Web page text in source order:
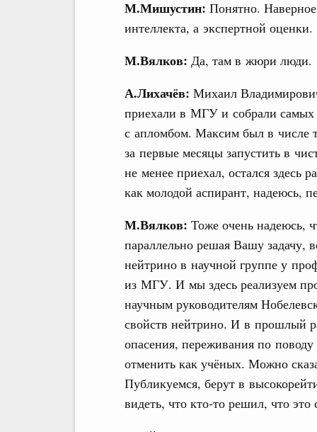
М.Мишустин: Понятно.
интеллекта, а экспертной оценки.
М.Вялков: Да, там в жюри люди.
А.Лихачёв: Михаил
приехали в МГУ и собрали самых
с апломбом. Максим был в числе
за первые месяцы запустить в
не менее приехал, остался здесь
как молодой аспирант, надеюсь,
М.Вялков: Тоже очень надеюсь,
параллельно решая Вашу задачу,
нейтрино в научной группе у
из МГУ. И мы здесь реализуем
научным руководителям
свойств нейтрино. И в прошлый
опасения, переживания по
отменить как учёных. Можно
Публикуемся, берут в
видеть, что кто‑то решил, что